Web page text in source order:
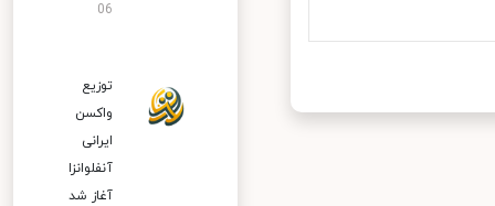
06
توزیع
واکسن
ایرانی
آنفلوانزا
آغاز شد